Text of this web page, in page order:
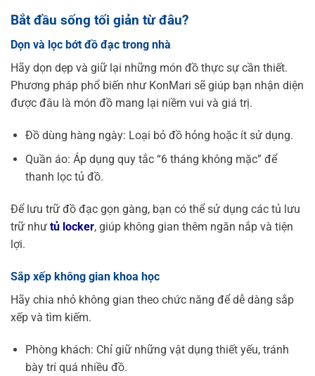
Bắt đầu sống tối giản từ đâu?
Dọn và lọc bớt đồ đạc trong nhà
Hãy dọn dẹp và giữ lại những món đồ thực sự cần thiết.
Phương pháp phổ biến như KonMari sẽ giúp bạn nhận diện
được đâu là món đồ mang lại niềm vui và giá trị.
Đồ dùng hàng ngày: Loại bỏ đồ hỏng hoặc ít sử dụng.
Quần áo: Áp dụng quy tắc “6 tháng không mặc” để
thanh lọc tủ đồ.
Để lưu trữ đồ đạc gọn gàng, bạn có thể sử dụng các tủ lưu
trữ như tủ locker, giúp không gian thêm ngăn nắp và tiện
lợi.
Sắp xếp không gian khoa học
Hãy chia nhỏ không gian theo chức năng để dễ dàng sắp
xếp và tìm kiếm.
Phòng khách: Chỉ giữ những vật dụng thiết yếu, tránh
bày trí quá nhiều đồ.